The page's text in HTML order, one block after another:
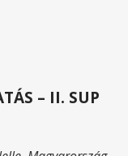
– II. SUP